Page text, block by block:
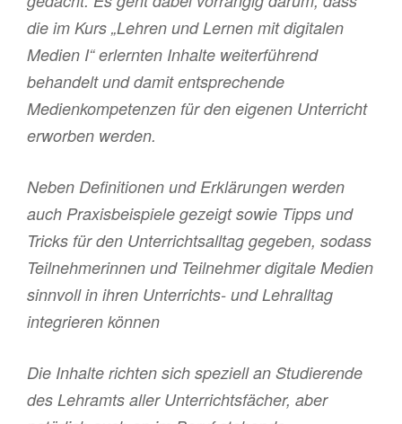
die im Kurs „Lehren und Lernen mit digitalen
Medien I“ erlernten Inhalte weiterführend
behandelt und damit entsprechende
Medienkompetenzen für den eigenen Unterricht
erworben werden.
Neben Definitionen und Erklärungen werden
auch Praxisbeispiele gezeigt sowie Tipps und
Tricks für den Unterrichtsalltag gegeben, sodass
Teilnehmerinnen und Teilnehmer digitale Medien
sinnvoll in ihren Unterrichts- und Lehralltag
integrieren können
Die Inhalte richten sich speziell an Studierende
des Lehramts aller Unterrichtsfächer, aber